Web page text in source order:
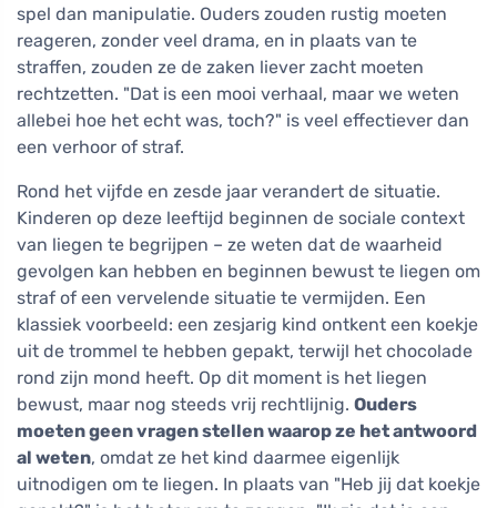
spel dan manipulatie. Ouders zouden rustig moeten
reageren, zonder veel drama, en in plaats van te
straffen, zouden ze de zaken liever zacht moeten
rechtzetten. "Dat is een mooi verhaal, maar we weten
allebei hoe het echt was, toch?" is veel effectiever dan
een verhoor of straf.
Rond het vijfde en zesde jaar verandert de situatie.
Kinderen op deze leeftijd beginnen de sociale context
van liegen te begrijpen – ze weten dat de waarheid
gevolgen kan hebben en beginnen bewust te liegen om
straf of een vervelende situatie te vermijden. Een
klassiek voorbeeld: een zesjarig kind ontkent een koekje
uit de trommel te hebben gepakt, terwijl het chocolade
rond zijn mond heeft. Op dit moment is het liegen
bewust, maar nog steeds vrij rechtlijnig. Ouders
moeten geen vragen stellen waarop ze het antwoord
al weten, omdat ze het kind daarmee eigenlijk
uitnodigen om te liegen. In plaats van "Heb jij dat koekje